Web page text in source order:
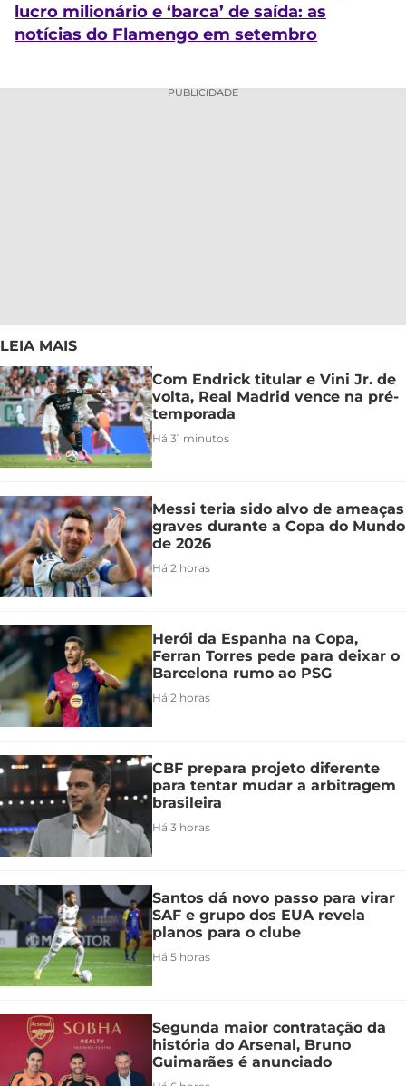
lucro milionário e ‘barca’ de saída: as
notícias do Flamengo em setembro
PUBLICIDADE
LEIA MAIS
Com Endrick titular e Vini Jr. de
volta, Real Madrid vence na pré-
temporada
Há 31 minutos
Messi teria sido alvo de ameaças
graves durante a Copa do Mundo
de 2026
Há 2 horas
Herói da Espanha na Copa,
Ferran Torres pede para deixar o
Barcelona rumo ao PSG
Há 2 horas
CBF prepara projeto diferente
para tentar mudar a arbitragem
brasileira
Há 3 horas
Santos dá novo passo para virar
SAF e grupo dos EUA revela
planos para o clube
Há 5 horas
Segunda maior contratação da
história do Arsenal, Bruno
Guimarães é anunciado